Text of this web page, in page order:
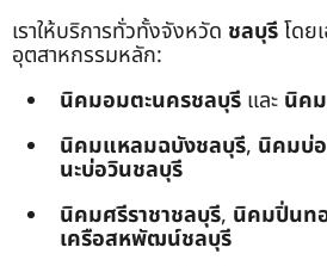
เราให้บริการทั่วทั้งจังหวัด ชลบุรีโดย
อุตสาหกรรมหลัก:
นิคมอมตะนครชลบุรี และ นิค
นิคมแหลมฉบังชลบุรี, นิคมบ่
นะบ่อวินชลบุรี
นิคมศรีราชาชลบุรี, นิคมปิ่นท
เครือสหพัฒน์ชลบุรี